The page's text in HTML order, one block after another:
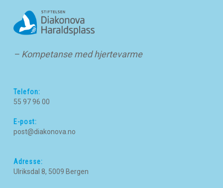
– Kompetanse med hjertevarme
Telefon:
55 97 96 00
E-post:
post@diakonova.no
Adresse:
Ulriksdal 8, 5009 Bergen